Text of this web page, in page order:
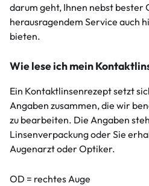
darum geht, Ihnen nebst bester
herausragendem Service auch
bieten.
Wie lese ich mein
Ein Kontaktlinsenrezept setzt
Angaben zusammen, die wir
zu bearbeiten. Die Angaben
Linsenverpackung oder Sie
Augenarzt oder Optiker.
OD = rechtes Auge